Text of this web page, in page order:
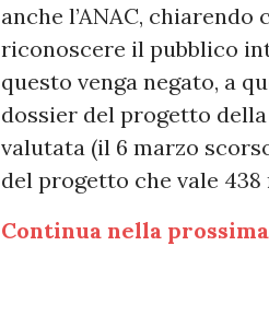
anche l’ANAC,
riconoscere il pubblico
questo venga negato, a
dossier del progetto della
valutata (il 6 marzo
del progetto che vale
Continua nella